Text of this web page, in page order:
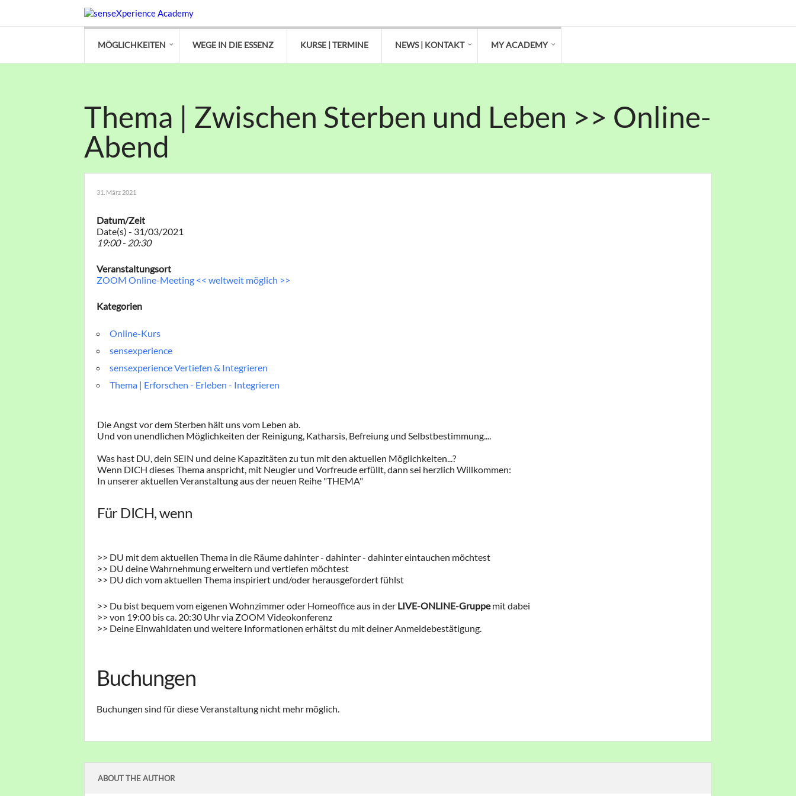
MÖGLICHKEITEN WEGE IN DIE ESSENZ KURSE | TERMINE NEWS | KONTAKT MY ACADEMY
Thema | Zwischen Sterben und Leben >> Online-
Abend
31. März 2021
Datum/Zeit
Date(s) - 31/03/2021
19:00 - 20:30
Veranstaltungsort
ZOOM Online-Meeting << weltweit möglich >>
Kategorien
Online-Kurs
sensexperience
sensexperience Vertiefen & Integrieren
Thema | Erforschen - Erleben - Integrieren
Die Angst vor dem Sterben hält uns vom Leben ab.
Und von unendlichen Möglichkeiten der Reinigung, Katharsis, Befreiung und Selbstbestimmung....
Was hast DU, dein SEIN und deine Kapazitäten zu tun mit den aktuellen Möglichkeiten...?
Wenn DICH dieses Thema anspricht, mit Neugier und Vorfreude erfüllt, dann sei herzlich Willkommen:
In unserer aktuellen Veranstaltung aus der neuen Reihe "THEMA"
Für DICH, wenn
>> DU mit dem aktuellen Thema in die Räume dahinter - dahinter - dahinter eintauchen möchtest
>> DU deine Wahrnehmung erweitern und vertiefen möchtest
>> DU dich vom aktuellen Thema inspiriert und/oder herausgefordert fühlst
>> Du bist bequem vom eigenen Wohnzimmer oder Homeoffice aus in der LIVE-ONLINE-Gruppemit dabei
>> von 19:00 bis ca. 20:30 Uhr via ZOOM Videokonferenz
>> Deine Einwahldaten und weitere Informationen erhältst du mit deiner Anmeldebestätigung.
Buchungen
Buchungen sind für diese Veranstaltung nicht mehr möglich.
ABOUT THE AUTHOR